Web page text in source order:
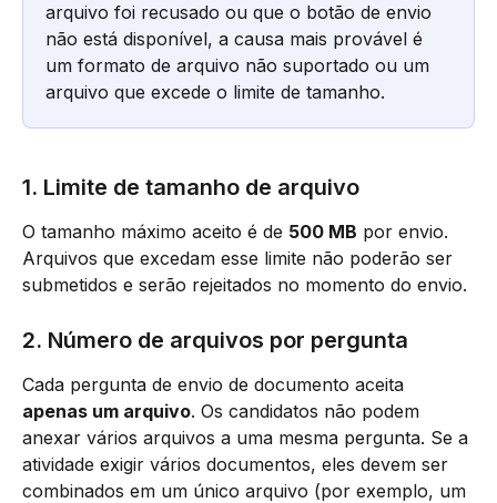
arquivo foi recusado ou que o botão de envio
não está disponível, a causa mais provável é
um formato de arquivo não suportado ou um
arquivo que excede o limite de tamanho.
1. Limite de tamanho de arquivo
O tamanho máximo aceito é de 500 MB por envio.
Arquivos que excedam esse limite não poderão ser
submetidos e serão rejeitados no momento do envio.
2. Número de arquivos por pergunta
Cada pergunta de envio de documento aceita
apenas um arquivo. Os candidatos não podem
anexar vários arquivos a uma mesma pergunta. Se a
atividade exigir vários documentos, eles devem ser
combinados em um único arquivo (por exemplo, um